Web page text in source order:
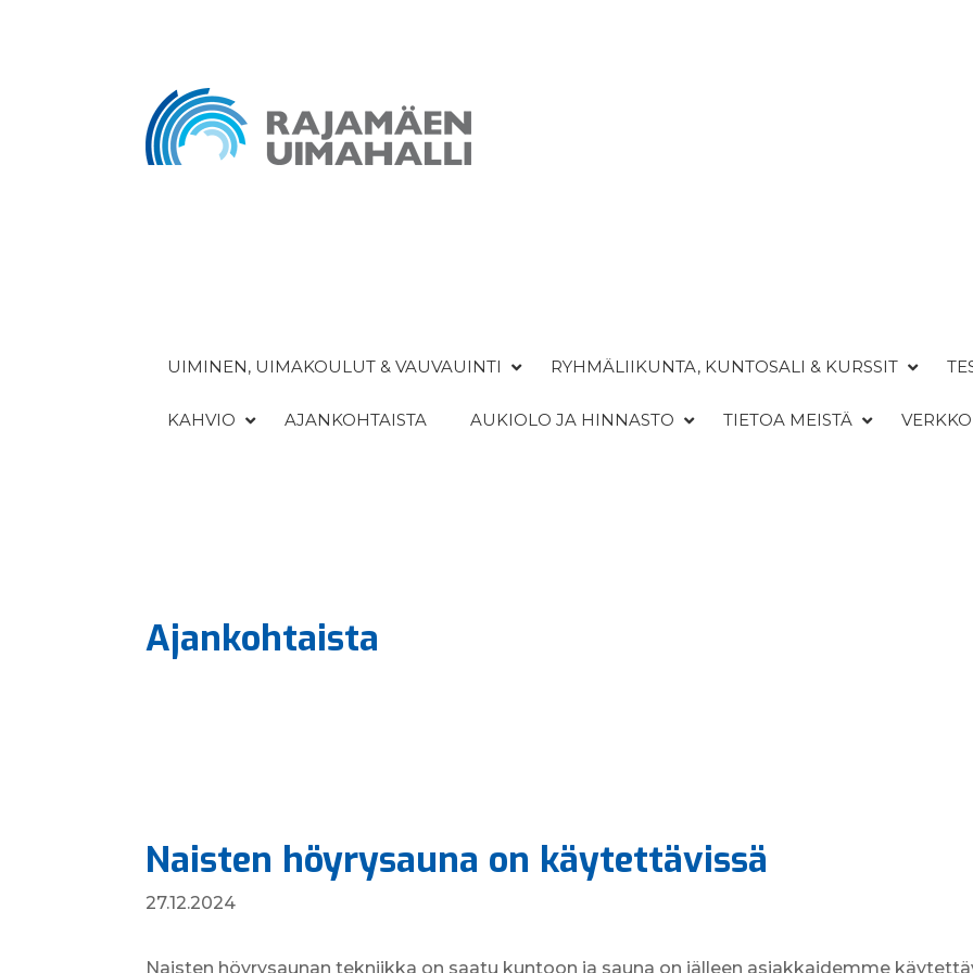
UIMINEN, UIMAKOULUT & VAUVAUINTI RYHMÄLIIKUNTA, KUNTOSALI & KURSSIT
KAHVIO AJANKOHTAISTA AUKIOLO JA HINNASTO TIETOA MEISTÄ
Ajan­kohtaista
Naisten höyrysauna on käytettävissä
27.12.2024
Naisten höyrysaunan tekniikka on saatu kuntoon ja sauna on jälleen asiakkaidemme